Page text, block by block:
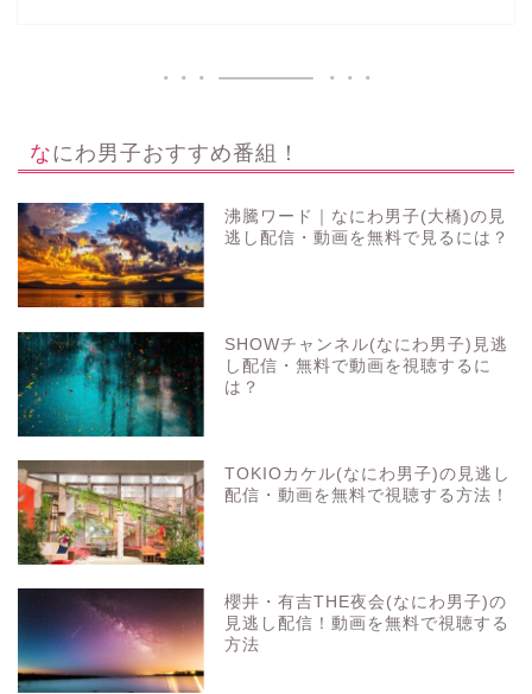
なにわ男子おすすめ番組！
沸騰ワード｜なにわ男子(大橋)の見
逃し配信・動画を無料で見るには？
SHOWチャンネル(なにわ男子)見逃
し配信・無料で動画を視聴するに
は？
TOKIOカケル(なにわ男子)の見逃し
配信・動画を無料で視聴する方法！
櫻井・有吉THE夜会(なにわ男子)の
見逃し配信！動画を無料で視聴する
方法